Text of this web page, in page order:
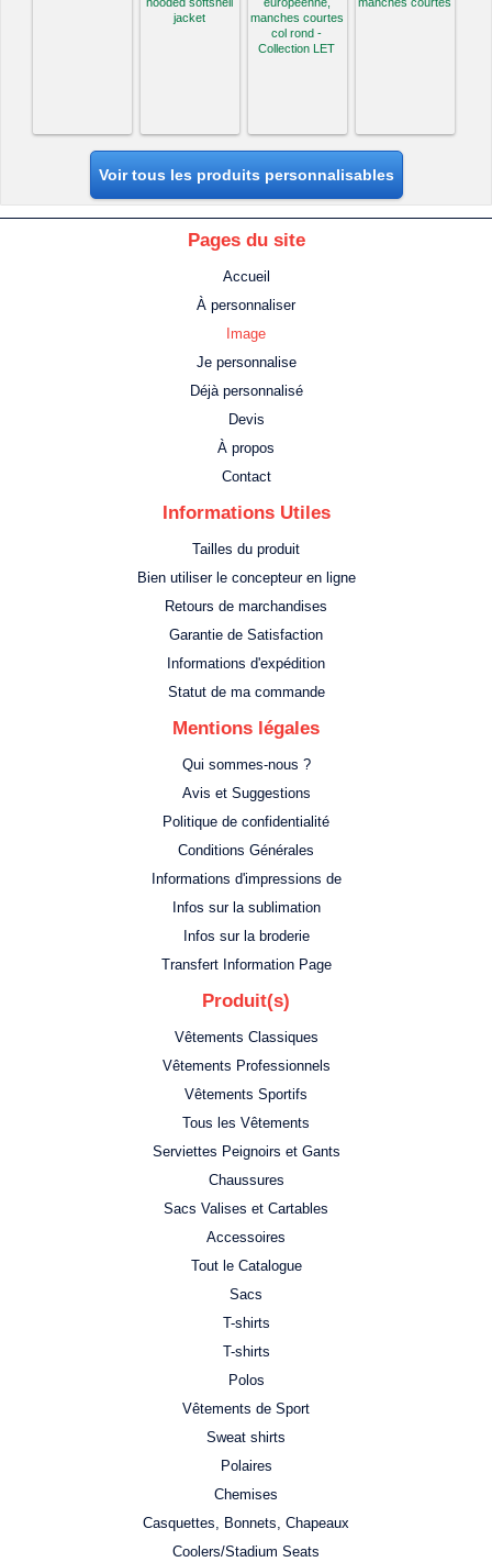
jacket
manches courtes
col rond -
Collection LET
Voir tous les produits personnalisables
Pages du site
Accueil
À personnaliser
Image
Je personnalise
Déjà personnalisé
Devis
À propos
Contact
Informations Utiles
Tailles du produit
Bien utiliser le concepteur en ligne
Retours de marchandises
Garantie de Satisfaction
Informations d'expédition
Statut de ma commande
Mentions légales
Qui sommes-nous ?
Avis et Suggestions
Politique de confidentialité
Conditions Générales
Informations d'impressions de
Infos sur la sublimation
Infos sur la broderie
Transfert Information Page
Produit(s)
Vêtements Classiques
Vêtements Professionnels
Vêtements Sportifs
Tous les Vêtements
Serviettes Peignoirs et Gants
Chaussures
Sacs Valises et Cartables
Accessoires
Tout le Catalogue
Sacs
T-shirts
T-shirts
Polos
Vêtements de Sport
Sweat shirts
Polaires
Chemises
Casquettes, Bonnets, Chapeaux
Coolers/Stadium Seats